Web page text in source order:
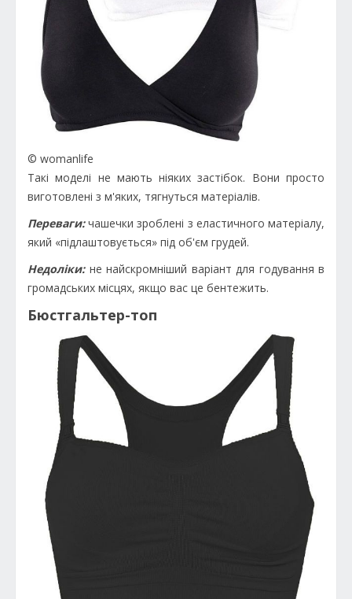
© womanlife
Такі моделі не мають ніяких застібок. Вони просто
виготовлені з м'яких, тягнуться матеріалів.
Переваги:чашечки зроблені з еластичного матеріалу,
який «підлаштовується» під об'єм грудей.
Недоліки:не найскромніший варіант для годування в
громадських місцях, якщо вас це бентежить.
Бюстгальтер-топ